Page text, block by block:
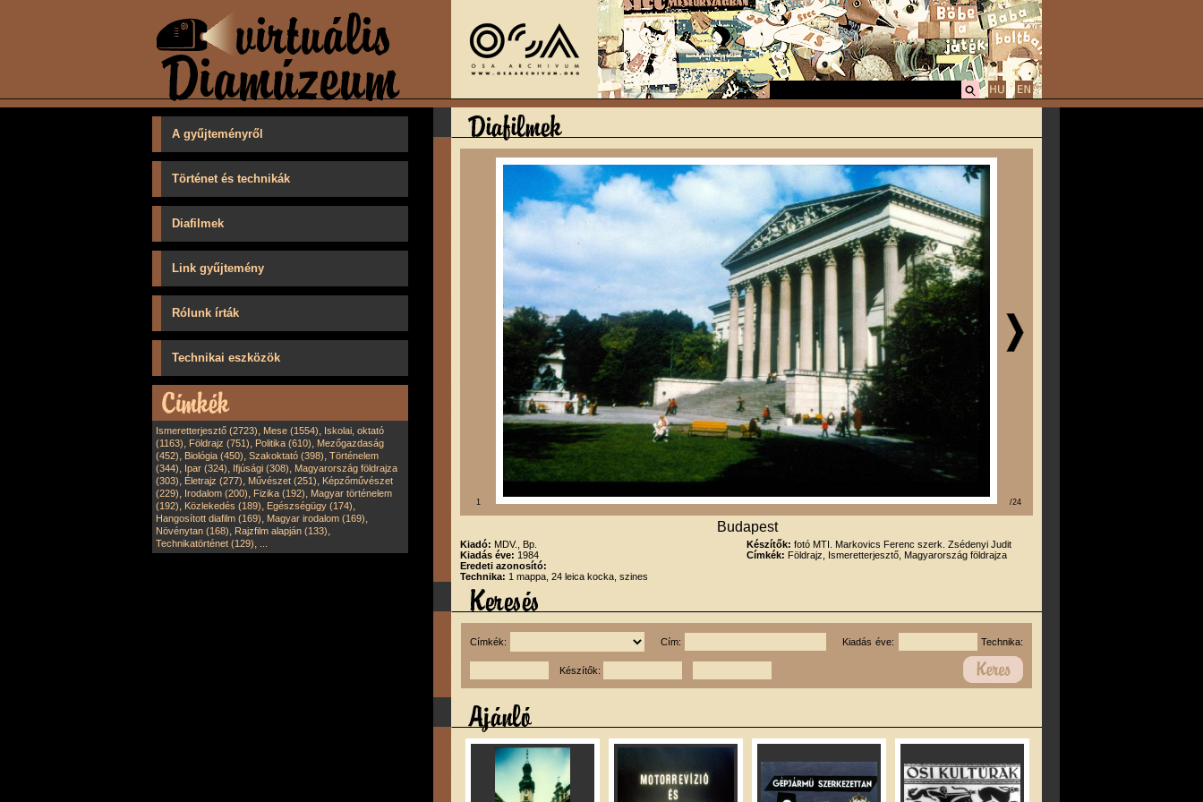
A gyűjteményről
Történet és technikák
Diafilmek
Link gyűjtemény
Rólunk írták
Technikai eszközök
Ismeretterjesztő (2723), Mese (1554), Iskolai, oktató
(1163), Földrajz (751), Politika (610), Mezőgazdaság
(452), Biológia (450), Szakoktató (398), Történelem
(344), Ipar (324), Ifjúsági (308), Magyarország földrajza
(303), Életrajz (277), Művészet (251), Képzőművészet
(229), Irodalom (200), Fizika (192), Magyar történelem
(192), Közlekedés (189), Egészségügy (174),
Hangosított diafilm (169), Magyar irodalom (169),
Növénytan (168), Rajzfilm alapján (133),
Technikatörténet (129),
1 /24
Budapest
Kiadó: MDV., Bp.
Kiadás éve: 1984
Eredeti azonosító:
Technika: 1 mappa, 24 leica kocka, szines
Készítők: fotó MTI. Markovics Ferenc szerk. Zsédenyi Judit
Címkék: Földrajz, Ismeretterjesztő, Magyarország földrajza
Címkék: Cím: Kiadás éve: Technika:
Készítők: